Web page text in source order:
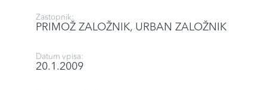
Zastopnik:
PRIMOŽ ZALOŽNIK, URBAN ZALOŽNIK
Datum vpisa:
20.1.2009